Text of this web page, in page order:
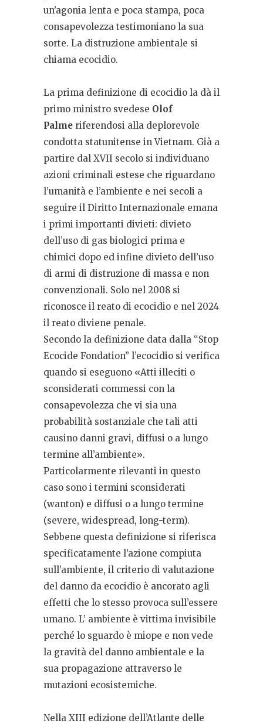
un’agonia lenta e poca stampa, poca
consapevolezza testimoniano la sua
sorte. La distruzione ambientale si
chiama ecocidio.
La prima definizione di ecocidio la dà il
primo ministro svedese Olof
Palme riferendosi alla deplorevole
condotta statunitense in Vietnam. Già a
partire dal XVII secolo si individuano
azioni criminali estese che riguardano
l’umanità e l’ambiente e nei secoli a
seguire il Diritto Internazionale emana
i primi importanti divieti: divieto
dell’uso di gas biologici prima e
chimici dopo ed infine divieto dell’uso
di armi di distruzione di massa e non
convenzionali. Solo nel 2008 si
riconosce il reato di ecocidio e nel 2024
il reato diviene penale.
Secondo la definizione data dalla “Stop
Ecocide Fondation” l’ecocidio si verifica
quando si eseguono «Atti illeciti o
sconsiderati commessi con la
consapevolezza che vi sia una
probabilità sostanziale che tali atti
causino danni gravi, diffusi o a lungo
termine all’ambiente».
Particolarmente rilevanti in questo
caso sono i termini sconsiderati
(wanton) e diffusi o a lungo termine
(severe, widespread, long-term).
Sebbene questa definizione si riferisca
specificatamente l’azione compiuta
sull’ambiente, il criterio di valutazione
del danno da ecocidio è ancorato agli
effetti che lo stesso provoca sull’essere
umano. L’ ambiente è vittima invisibile
perché lo sguardo è miope e non vede
la gravità del danno ambientale e la
sua propagazione attraverso le
mutazioni ecosistemiche.
Nella XIII edizione dell’Atlante delle